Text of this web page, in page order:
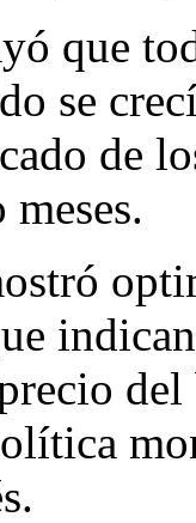
que
se
de